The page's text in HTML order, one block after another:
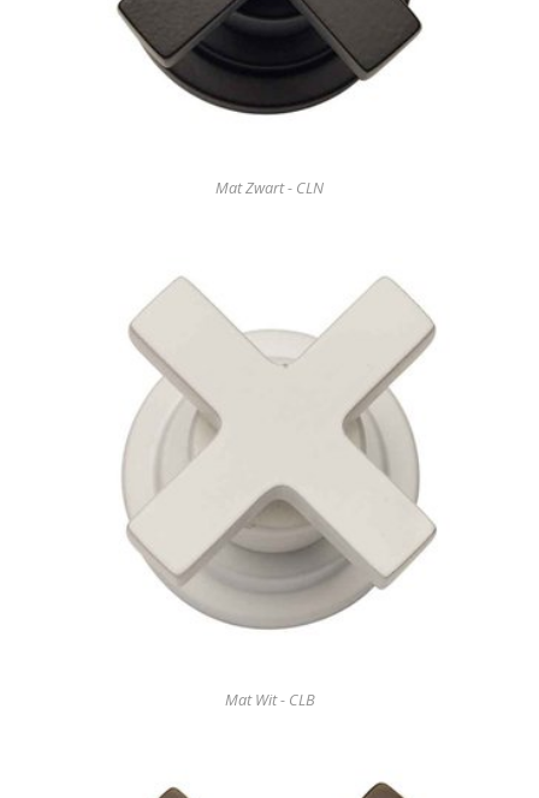
Mat Zwart - CLN
Mat Wit - CLB